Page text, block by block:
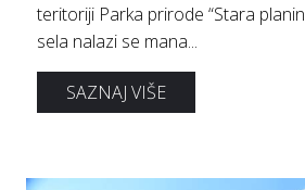
teritoriji Parka prirode “Stara
sela nalazi se mana...
SAZNAJ VIŠE